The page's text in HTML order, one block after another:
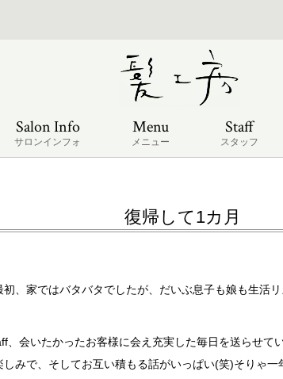
Salon Info
サロンインフォ
Menu
メニュー
Staff
スタッフ
復帰して1カ月
、家ではバタバタでしたが、だいぶ息子も娘も生活
、会いたかったお客様に会え充実した毎日を送らせて
みで、そしてお互い積もる話がいっぱい(笑)そりゃ一